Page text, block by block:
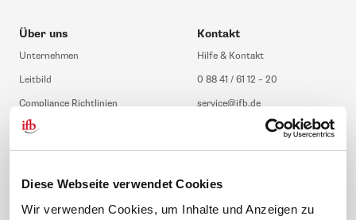
Diese Webseite verwendet Cookies
Wir verwenden Cookies, um Inhalte und Anzeigen zu
Über uns
Unternehmen
Leitbild
Compliance Richtlinien
Gute Gründe für das ifb
Karriere
Kontakt
Hilfe & Kontakt
0 88 41 / 61 12 – 20
service@ifb.de
Übersicht Beratung
Schulungsberatung
Service Themen